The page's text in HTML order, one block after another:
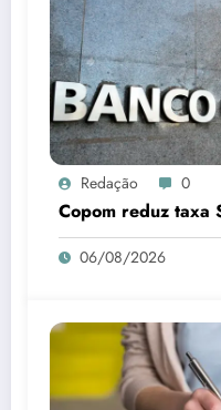
Redação 0
Copom reduz taxa
06/08/2026